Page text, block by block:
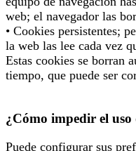
web; el navegador las
• Cookies persistentes;
la web las lee cada vez
Estas cookies se borran
tiempo, que puede ser
¿Cómo impedir el
Puede configurar sus